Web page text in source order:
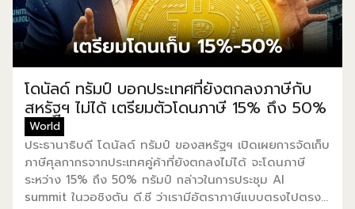
ซบุ๊ก ถึงอัตราภาษีที่สหรัฐฯ เรียกเก็บไทย 19% ว่าการประกาศ
Tariff rate ที่ 19% สะท้อนถึงมิตรภาพและความเป็น
พันธมิตรที่แน่นแฟ้นระหว่างไทย–สหรัฐฯ ช่วยให้ไทยยังคง
แข่งขันได้ในเวทีโลก สร้างความเชื่อมั่นต่อนักลงทุน และเปิด
ประตูสู่การขยายตัวทางเศรษฐกิจ รายได้ และโอกาสใหม่ ๆ
ให้กับประเทศไทย รมว.คลังย้ำในโพสต์ว่า […]
โดนัลด์ ทรัมป์ บอกประเทศที่ยังตกลงภาษีกับ
สหรัฐฯ ไม่ได้ เตรียมตัวโดนภาษี 15% ถึง 50%
World
ประธานาธิบดี โดนัลด์ ทรัมป์ ของสหรัฐฯ เปิดเผยการจัดเก็บ
ภาษีศุลกากรจากประเทศคู่ค้าที่ยังตกลงไม่ได้ จะโดนภาษี
ระหว่าง 15% ถึง 50% ทรัมป์ กล่าวในการประชุม AI
summit ในวอชิงตัน ดี.ซี ว่าเรามีอัตราภาษีแบบตรงไปตรง